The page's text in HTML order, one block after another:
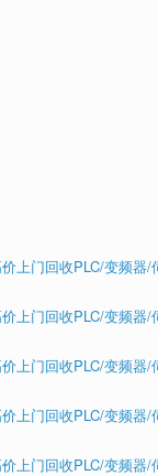
上门回收PLC/变频器/
上门回收PLC/变频器/
上门回收PLC/变频器/
上门回收PLC/变频器/
上门回收PLC/变频器/